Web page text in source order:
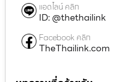
แอดไลน์ คลิก
ID: @thethailink
Facebook คลิก
TheThailink.com